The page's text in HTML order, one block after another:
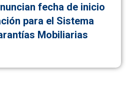
fecha de inicio
para el Sistema
Mobiliarias